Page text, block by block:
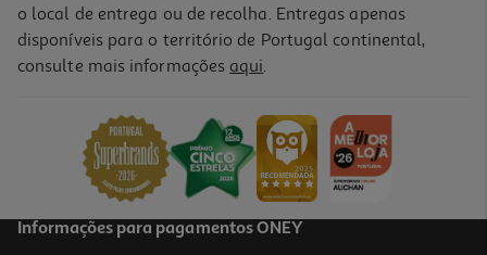
Livro Rainhas De Jerusalém De Katherine Pangonis
PVP de editor
20,93 €
o local de entrega ou de recolha. Entregas apenas
disponíveis para o território de Portugal continental,
consulte mais informações aqui.
Informações para pagamentos ONEY